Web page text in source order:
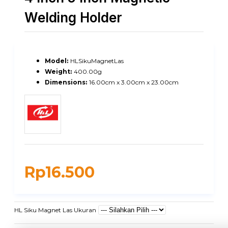
Welding Holder
Rp16.500
Model: HLSikuMagnetLas
Weight: 400.00g
Dimensions: 16.00cm x 3.00cm x 23.00cm
HL Siku Magnet Las Ukuran